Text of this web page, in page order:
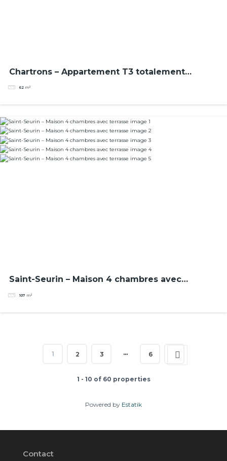
Chartrons – Appartement T3 totalement
meublé
62 m²
Saint-Seurin – Maison 4 chambres avec
terrasse
107 m²
1 2 3 … 6
1 - 10 of 60 properties
Powered by Estatik
Contact